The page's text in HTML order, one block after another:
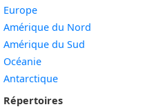
Europe
Amérique du Nord
Amérique du Sud
Océanie
Antarctique
Répertoires